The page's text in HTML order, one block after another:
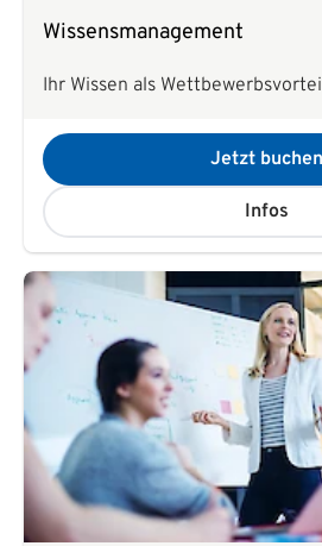
Wissensmanagement
Ihr Wissen als
Jetzt buchen
Infos